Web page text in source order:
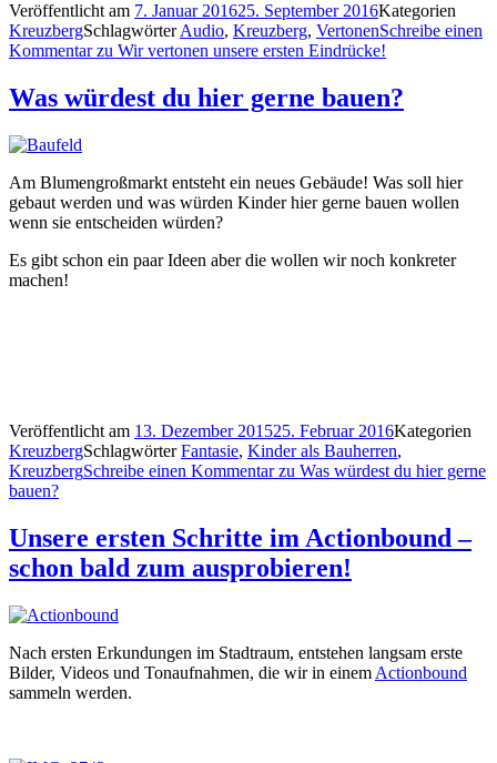
Veröffentlicht am 7. Januar 201625. September 2016Kategorien
KreuzbergSchlagwörterAudio, Kreuzberg, VertonenSchreibe einen
Kommentarzu Wir vertonen unsere ersten Eindrücke!
Was würdest du hier gerne bauen?
Am Blumengroßmarkt entsteht ein neues Gebäude! Was soll hier
gebaut werden und was würden Kinder hier gerne bauen wollen
wenn sie entscheiden würden?
Es gibt schon ein paar Ideen aber die wollen wir noch konkreter
machen!
Veröffentlicht am 13. Dezember 201525. Februar 2016Kategorien
KreuzbergSchlagwörterFantasie, Kinder als Bauherren,
KreuzbergSchreibe einen Kommentarzu Was würdest du hier gerne
bauen?
Unsere ersten Schritte im Actionbound –
schon bald zum ausprobieren!
Nach ersten Erkundungen im Stadtraum, entstehen langsam erste
Bilder, Videos und Tonaufnahmen, die wir in einem Actionbound
sammeln werden.